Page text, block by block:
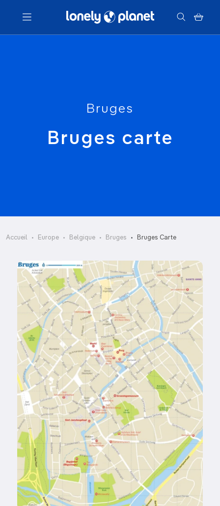
Menu
Bruges
Bruges carte
Accueil Europe Belgique Bruges Bruges Carte